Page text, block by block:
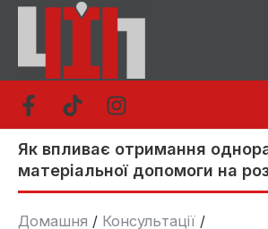
Перейти
вмісту
Як впливає отримання
матеріальної допомоги на
Домашня
Консультації